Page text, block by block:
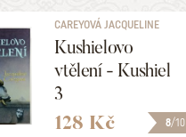
8/10
CAREYOVÁ JACQUELINE
Kushielovo
vtělení - Kushiel
3
128 Kč